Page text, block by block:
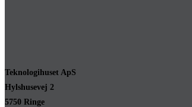
Teknologihuset ApS
Hylshusevej 2
5750 Ringe